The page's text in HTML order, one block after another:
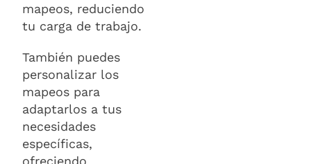
mapeos, reduciendo
tu carga de trabajo.
También puedes
personalizar los
mapeos para
adaptarlos a tus
necesidades
específicas,
ofreciendo